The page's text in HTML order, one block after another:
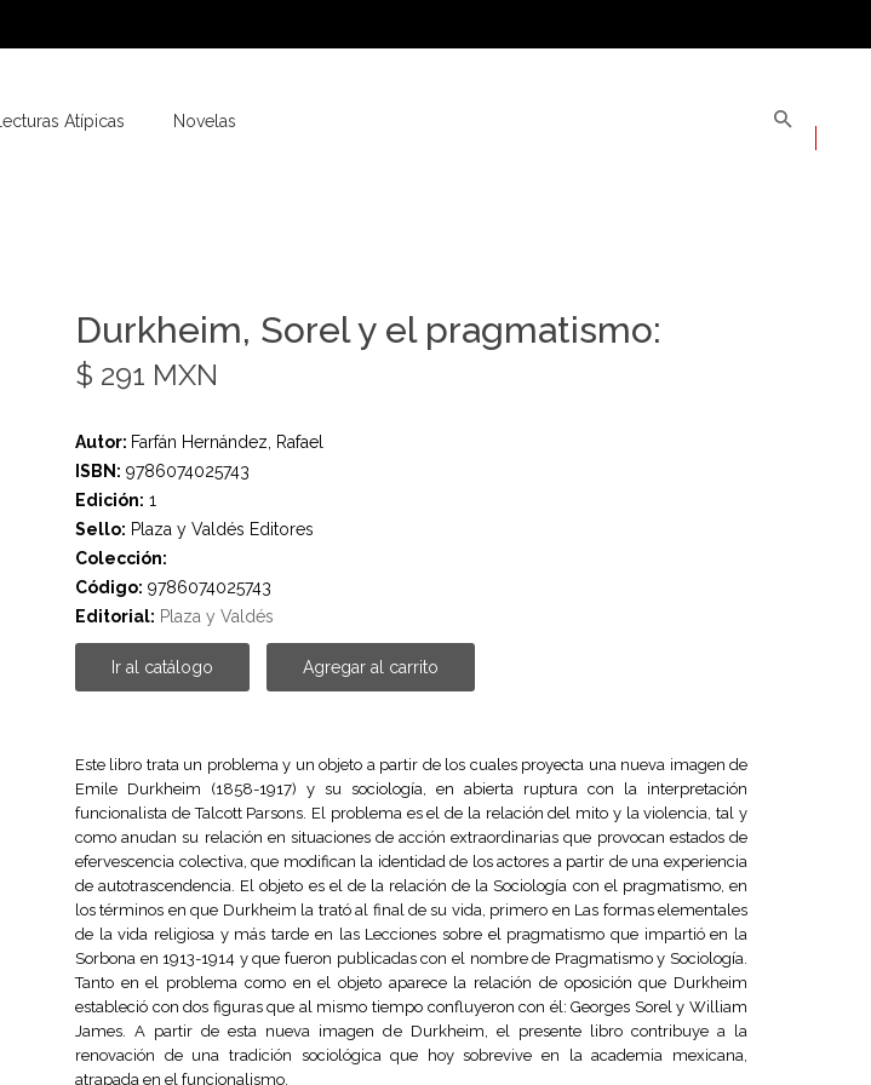
Lecturas Atípicas Novelas
Durkheim, Sorel y el pragmatismo:
$ 291 MXN
Autor: Farfán Hernández, Rafael
ISBN: 9786074025743
Edición: 1
Sello: Plaza y Valdés Editores
Colección:
Código: 9786074025743
Editorial: Plaza y Valdés
Ir al catálogo Agregar al carrito
Este libro trata un problema y un objeto a partir de los cuales proyecta una nueva imagen de
Emile Durkheim (1858-1917) y su sociología, en abierta ruptura con la interpretación
funcionalista de Talcott Parsons. El problema es el de la relación del mito y la violencia, tal y
como anudan su relación en situaciones de acción extraordinarias que provocan estados de
efervescencia colectiva, que modifican la identidad de los actores a partir de una experiencia
de autotrascendencia. El objeto es el de la relación de la Sociología con el pragmatismo, en
los términos en que Durkheim la trató al final de su vida, primero en Las formas elementales
de la vida religiosa y más tarde en las Lecciones sobre el pragmatismo que impartió en la
Sorbona en 1913-1914 y que fueron publicadas con el nombre de Pragmatismo y Sociología.
Tanto en el problema como en el objeto aparece la relación de oposición que Durkheim
estableció con dos figuras que al mismo tiempo confluyeron con él: Georges Sorel y William
James. A partir de esta nueva imagen de Durkheim, el presente libro contribuye a la
renovación de una tradición sociológica que hoy sobrevive en la academia mexicana,
atrapada en el funcionalismo.